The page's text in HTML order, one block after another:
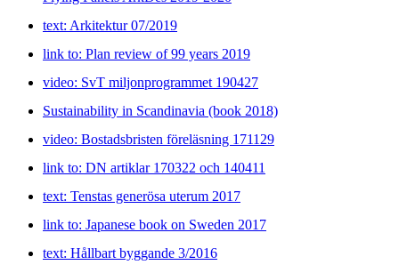
text: Arkitektur 07/2019
link to: Plan review of 99 years 2019
video: SvT miljonprogrammet 190427
Sustainability in Scandinavia (book 2018)
video: Bostadsbristen föreläsning 171129
link to: DN artiklar 170322 och 140411
text: Tenstas generösa uterum 2017
link to: Japanese book on Sweden 2017
text: Hållbart byggande 3/2016